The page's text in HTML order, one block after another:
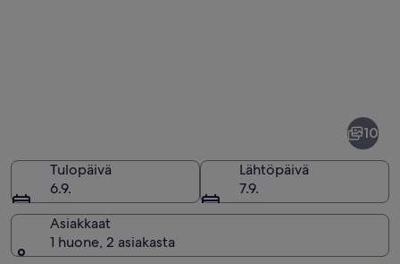
10
Tulopäivä
6.9.
Lähtöpäivä
7.9.
Asiakkaat
1 huone, 2 asiakasta